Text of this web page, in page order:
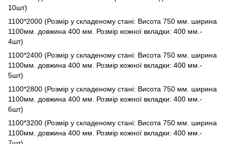
10шт)
1100*2000 (Розмір у складеному стані: Висота 750 мм. ширина
1100мм. довжина 400 мм. Розмір кожної вкладки: 400 мм.-
4шт)
1100*2400 (Розмір у складеному стані: Висота 750 мм. ширина
1100мм. довжина 400 мм. Розмір кожної вкладки: 400 мм.-
5шт)
1100*2800 (Розмір у складеному стані: Висота 750 мм. ширина
1100мм. довжина 400 мм. Розмір кожної вкладки: 400 мм.-
6шт)
1100*3200 (Розмір у складеному стані: Висота 750 мм. ширина
1100мм. довжина 400 мм. Розмір кожної вкладки: 400 мм.-